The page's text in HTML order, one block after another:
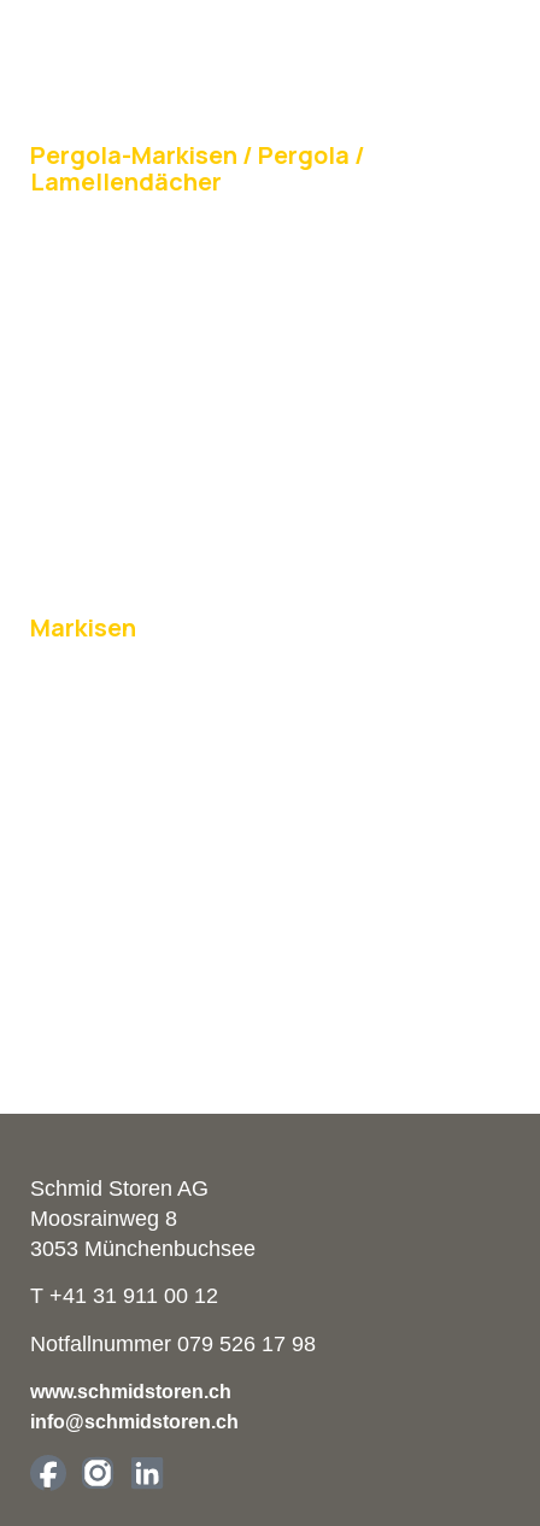
Pergola-Markisen / Pergola /
Lamellendächer
Markisen
Schmid Storen AG
Moosrainweg 8
3053 Münchenbuchsee
T +41 31 911 00 12
Notfallnummer 079 526 17 98
www.schmidstoren.ch
info@schmidstoren.ch